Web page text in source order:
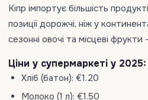
Кіпр імпортує більшість
позиції дорожчі, ніж у
сезонні овочі та місцеві
Ціни у супермаркеті у 2025:
Хліб (батон): €1.20
Молоко (1 л): €1.50